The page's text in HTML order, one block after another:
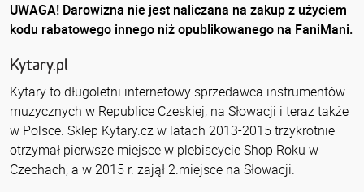
UWAGA! Darowizna nie jest naliczana na zakup z użyciem
kodu rabatowego innego niż opublikowanego na FaniMani.
Kytary.pl
Kytary to długoletni internetowy sprzedawca instrumentów
muzycznych w Republice Czeskiej, na Słowacji i teraz także
w Polsce. Sklep Kytary.cz w latach 2013-2015 trzykrotnie
otrzymał pierwsze miejsce w plebiscycie Shop Roku w
Czechach, a w 2015 r. zajął 2.miejsce na Słowacji.